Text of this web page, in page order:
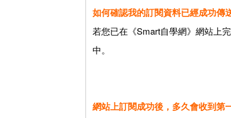
如何確認我的訂閱資料已經成功傳
若您已在《Smart自學網》網站上
中。
網站上訂閱成功後，多久會收到第